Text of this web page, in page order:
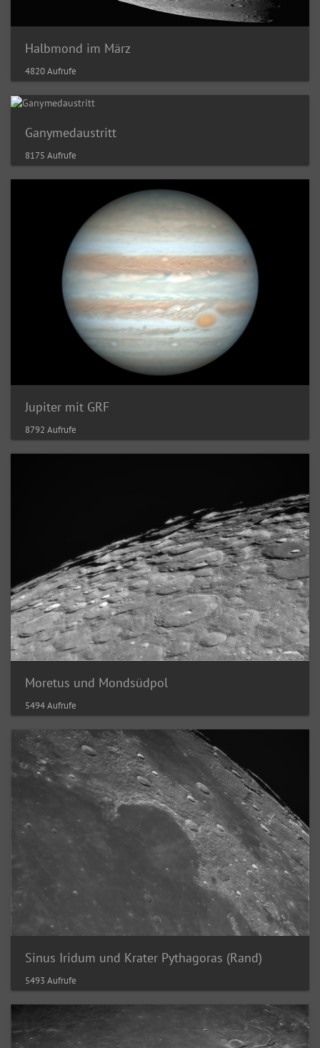
Halbmond im März
4820 Aufrufe
Ganymedaustritt
8175 Aufrufe
Jupiter mit GRF
8792 Aufrufe
Moretus und Mondsüdpol
5494 Aufrufe
Sinus Iridum und Krater Pythagoras (Rand)
5493 Aufrufe